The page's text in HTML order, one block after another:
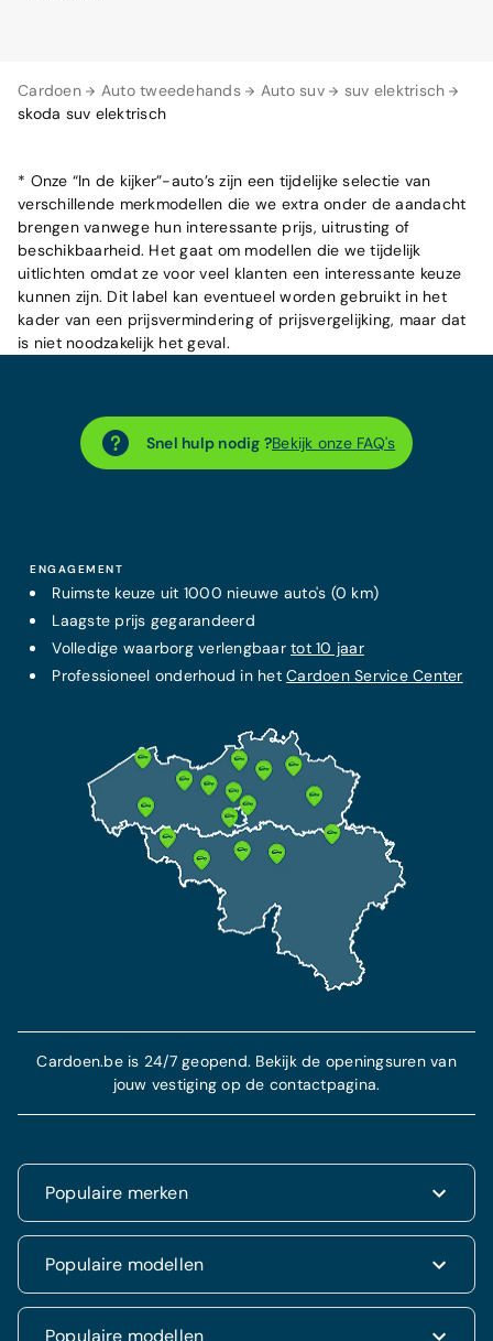
Cardoen Auto tweedehands Auto suv
suv elektrisch
skoda suv elektrisch
* Onze “In de kijker”-auto’s zijn een tijdelijke selectie van
verschillende merkmodellen die we extra onder de aandacht
brengen vanwege hun interessante prijs, uitrusting of
beschikbaarheid. Het gaat om modellen die we tijdelijk
uitlichten omdat ze voor veel klanten een interessante keuze
kunnen zijn. Dit label kan eventueel worden gebruikt in het
kader van een prijsvermindering of prijsvergelijking, maar dat
is niet noodzakelijk het geval.
Snel hulp nodig ?Bekijk onze FAQ's
ENGAGEMENT
Ruimste keuze uit 1000 nieuwe auto's (0 km)
Laagste prijs gegarandeerd
Volledige waarborg verlengbaartot 10 jaar
Professioneel onderhoud in hetCardoen Service Center
Populaire merken
Renault
Dacia
Populaire modellen
Renault Clio
Cardoen.be is 24/7 geopend. Bekijk de openingsuren van
jouw vestiging op de contactpagina.